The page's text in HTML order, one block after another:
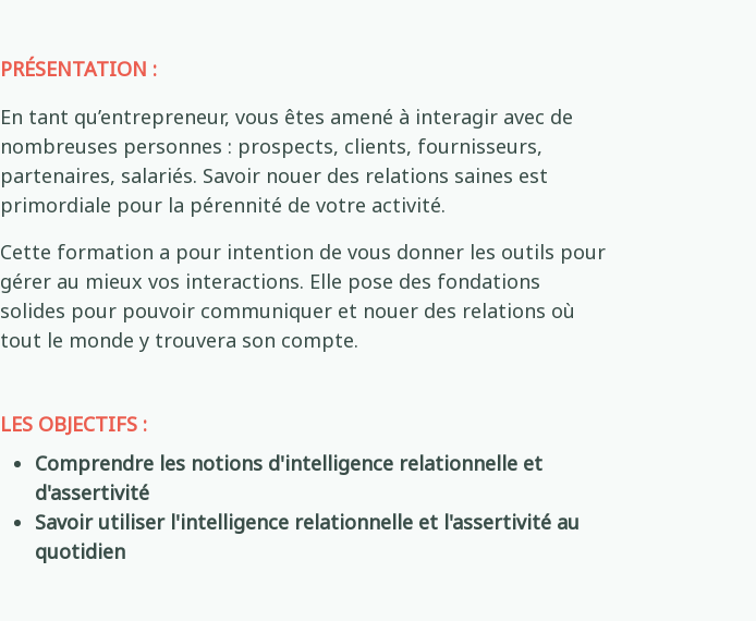
PRÉSENTATION :
En tant qu’entrepreneur, vous êtes amené à interagir avec de
nombreuses personnes : prospects, clients, fournisseurs,
partenaires, salariés. Savoir nouer des relations saines est
primordiale pour la pérennité de votre activité.
Cette formation a pour intention de vous donner les outils pour
gérer au mieux vos interactions. Elle pose des fondations
solides pour pouvoir communiquer et nouer des relations où
tout le monde y trouvera son compte.
LES OBJECTIFS :
Comprendre les notions d'intelligence relationnelle et
d'assertivité
Savoir utiliser l'intelligence relationnelle et l'assertivité au
quotidien